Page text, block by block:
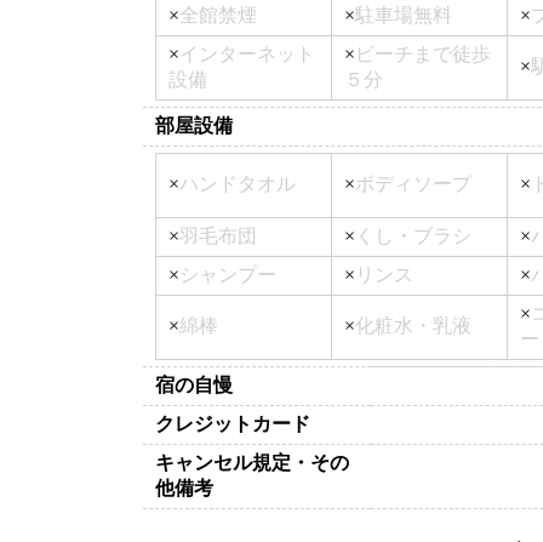
×全館禁煙 ×駐車場無料 ×
×インターネット
設備
× ビーチまで徒歩
５分
×
部屋設備
×ハンドタオル ×ボディソープ ×
×羽毛布団 × くし・ブラシ ×
×シャンプー × リンス ×
×綿棒 ×化粧水・乳液
×
ー
宿の自慢
クレジットカード
キャンセル規定・その
他備考